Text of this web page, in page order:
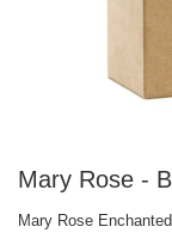
Mary Rose -
Mary Rose